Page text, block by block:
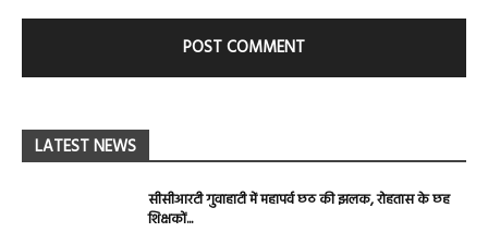
LATEST NEWS
सीसीआरटी गुवाहाटी में महापर्व छठ की झलक, रोहतास के छह
शिक्षकों...